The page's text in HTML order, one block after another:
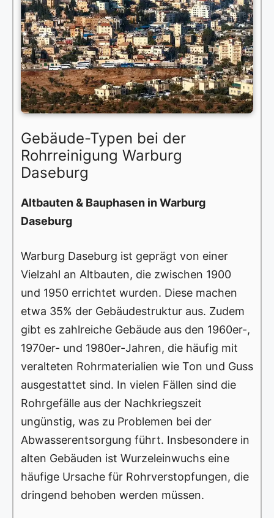
Gebäude-Typen bei der
Rohrreinigung Warburg
Daseburg
Altbauten & Bauphasen in Warburg
Daseburg
Warburg Daseburg ist geprägt von einer
Vielzahl an Altbauten, die zwischen 1900
und 1950 errichtet wurden. Diese machen
etwa 35% der Gebäudestruktur aus. Zudem
gibt es zahlreiche Gebäude aus den 1960er-,
1970er- und 1980er-Jahren, die häufig mit
veralteten Rohrmaterialien wie Ton und Guss
ausgestattet sind. In vielen Fällen sind die
Rohrgefälle aus der Nachkriegszeit
ungünstig, was zu Problemen bei der
Abwasserentsorgung führt. Insbesondere in
alten Gebäuden ist Wurzeleinwuchs eine
häufige Ursache für Rohrverstopfungen, die
dringend behoben werden müssen.